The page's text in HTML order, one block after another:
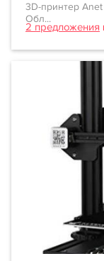
3D-принтер
Обл...
2 предложения